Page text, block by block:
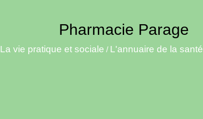
Pharmacie Parage
La vie pratique et sociale / L'annuaire de la santé